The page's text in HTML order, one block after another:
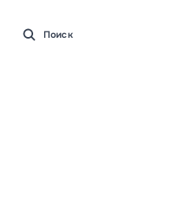
Поиск